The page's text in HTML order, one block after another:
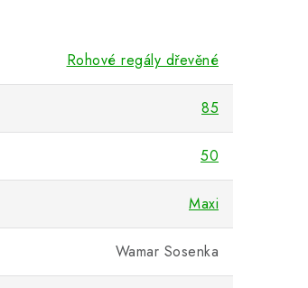
Rohové regály dřevěné
85
50
Maxi
Wamar Sosenka